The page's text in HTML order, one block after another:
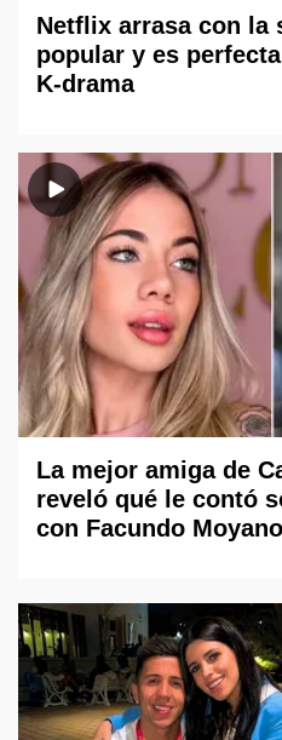
Netflix arrasa con la
popular y es
K-drama
La mejor amiga de
reveló qué le contó
con Facundo Moyano